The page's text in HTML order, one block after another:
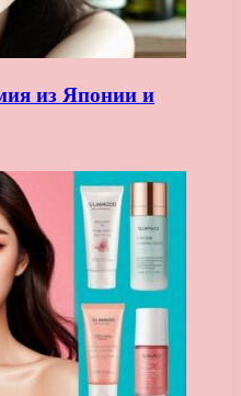
из Японии и